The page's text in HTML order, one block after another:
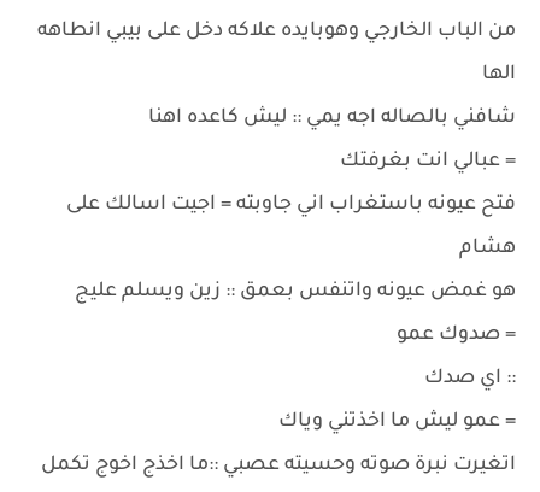
من الباب الخارجي وهوبايده علاكه دخل على بيبي انطاهه
الها
شافني بالصاله اجه يمي :: ليش كاعده اهنا
= عبالي انت بغرفتك
فتح عيونه باستغراب اني جاوبته = اجيت اسالك على
هشام
هو غمض عيونه واتنفس بعمق :: زين ويسلم عليج
= صدوك عمو
:: اي صدك
= عمو ليش ما اخذتني وياك
اتغيرت نبرة صوته وحسيته عصبي ::ما اخذج اخوج تكمل